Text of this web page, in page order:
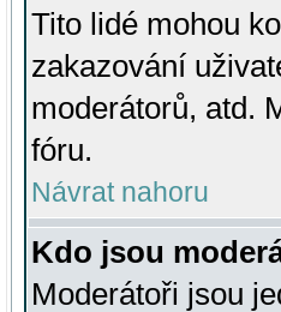
Tito lidé mohou
zakazování
moderátorů, atd.
fóru.
Návrat nahoru
Kdo jsou
Moderátoři jsou